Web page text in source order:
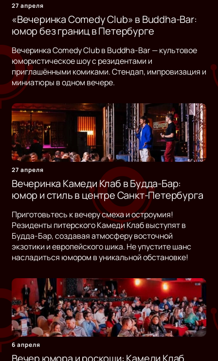
27 апреля
«Вечеринка Comedy Club» в Buddha-Bar:
юмор без границ в Петербурге
Вечеринка Comedy Club в Buddha-Bar — культовое
юмористическое шоу с резидентами и
приглашёнными комиками. Стендап, импровизация и
миниатюры в одном вечере.
27 апреля
Вечеринка Камеди Клаб в Будда-Бар:
юмор и стиль в центре Санкт-Петербурга
Приготовьтесь к вечеру смеха и остроумия!
Резиденты питерского Камеди Клаб выступят в
Будда-Бар, создавая атмосферу восточной
экзотики и европейского шика. Не упустите шанс
насладиться юмором в уникальной обстановке!
6 апреля